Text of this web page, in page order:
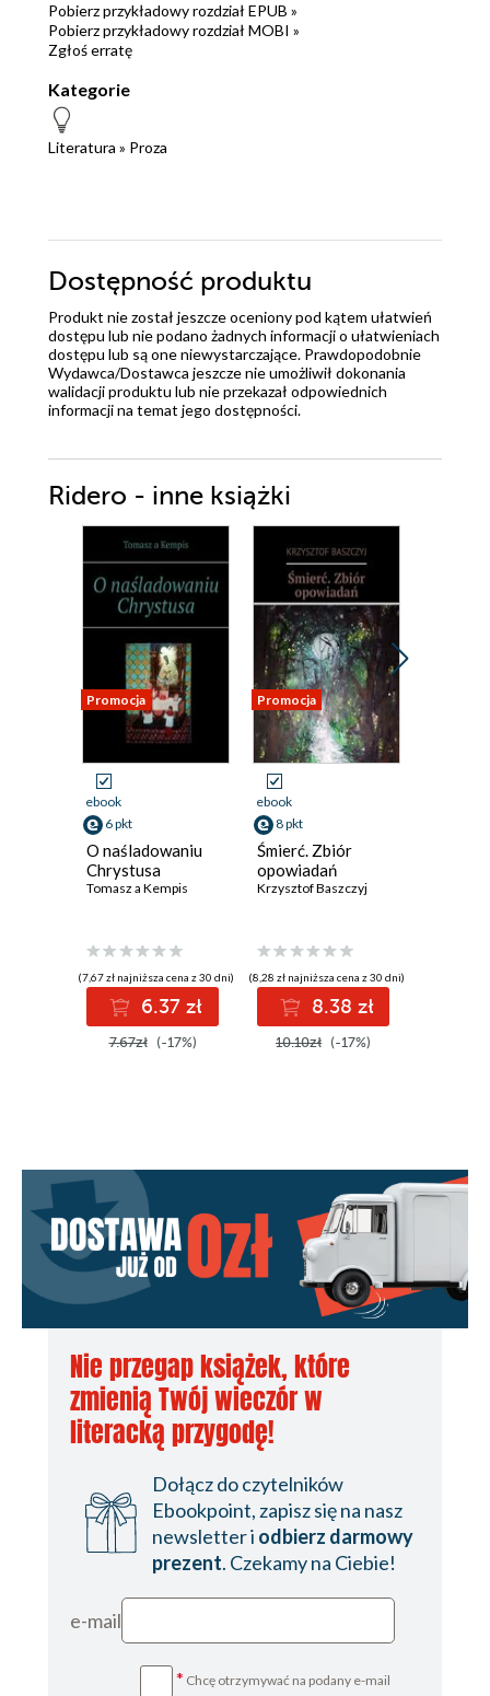
Pobierz przykładowy rozdział EPUB »
Pobierz przykładowy rozdział MOBI »
Zgłoś erratę
Kategorie
Literatura » Proza
Dostępność produktu
Produkt nie został jeszcze oceniony pod kątem ułatwień
dostępu lub nie podano żadnych informacji o ułatwieniach
dostępu lub są one niewystarczające. Prawdopodobnie
Wydawca/Dostawca jeszcze nie umożliwił dokonania
walidacji produktu lub nie przekazał odpowiednich
informacji na temat jego dostępności.
Ridero - inne książki
Promocja
ebook
6 pkt
O naśladowaniu
Chrystusa
Tomasz a Kempis
(7,67 zł najniższa cena z 30 dni)
6.37 zł
7.67zł (-17%)
Promocja
ebook
8 pkt
Śmierć. Zbiór
opowiadań
Krzysztof Baszczyj
(8,28 zł najniższa cena z 30 dni)
8.38 zł
10.10zł (-17%)
Nie przegap książek, które
zmienią Twój wieczór w
literacką przygodę!
Dołącz do czytelników
Ebookpoint, zapisz się na nasz
newsletter i odbierz darmowy
prezent. Czekamy na Ciebie!
e-mail
* Chcę otrzymywać na podany e-mail